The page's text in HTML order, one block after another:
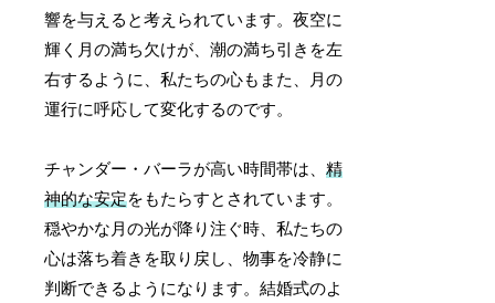
響を与えると考えられています。夜空に
輝く月の満ち欠けが、潮の満ち引きを左
右するように、私たちの心もまた、月の
運行に呼応して変化するのです。
チャンダー・バーラが高い時間帯は、精
神的な安定をもたらすとされています。
穏やかな月の光が降り注ぐ時、私たちの
心は落ち着きを取り戻し、物事を冷静に
判断できるようになります。結婚式のよ